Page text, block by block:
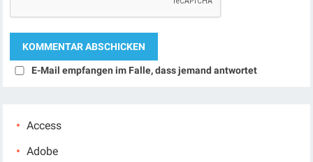
E-Mail empfangen im Falle, dass jemand antwortet
Access
Adobe